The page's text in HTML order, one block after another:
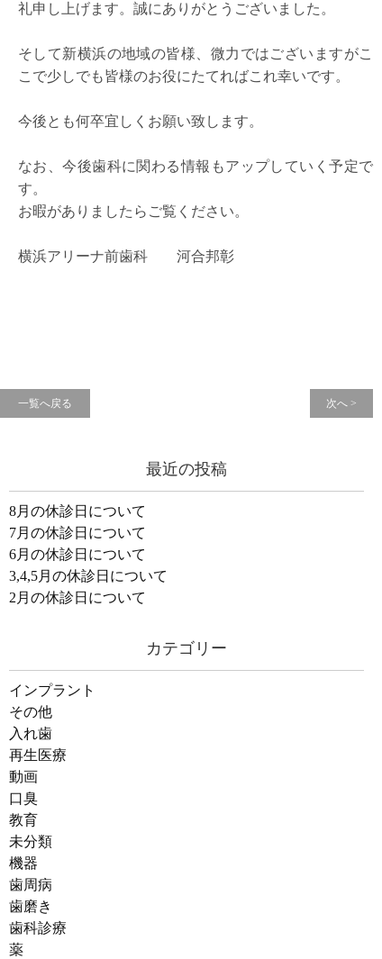
礼申し上げます。誠にありがとうございました。
そして新横浜の地域の皆様、微力ではございますがこ
こで少しでも皆様のお役にたてればこれ幸いです。
今後とも何卒宜しくお願い致します。
なお、今後歯科に関わる情報もアップしていく予定で
す。
お暇がありましたらご覧ください。
横浜アリーナ前歯科 河合邦彰
一覧へ戻る 次へ >
最近の投稿
8月の休診日について
7月の休診日について
6月の休診日について
3,4,5月の休診日について
2月の休診日について
カテゴリー
インプラント
その他
入れ歯
再生医療
動画
口臭
教育
未分類
機器
歯周病
歯磨き
歯科診療
薬